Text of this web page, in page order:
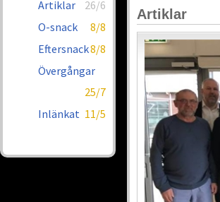
Artiklar
26/6
O-snack
8/8
Eftersnack8/8
Övergångar
25/7
Inlänkat 11/5
Artiklar